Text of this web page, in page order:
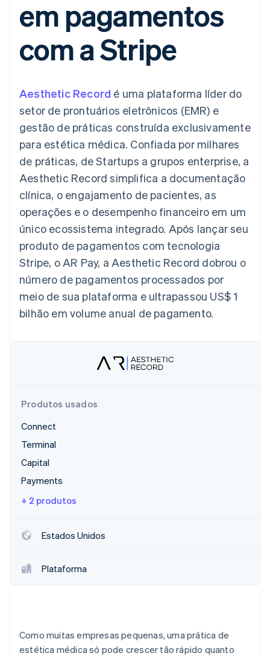
Authorization
Boost
Otimizações
de aceitação
Link
Automação
contábil
Stripe Sigma
Relatórios
personalizados
de dados
Mais
Product roadmap
Veja o que está chegando
Radar
Prevenção de fraudes
Atlas
Incorporação de startups
Climate
Remoção de carbono
Marketplaces
Gestão dos valores
Plataformas
SaaS
Por setor
Empresas de IA
Economia de criadores
Jogos
Hospitalidade, viagens
Seguros
Mídia e entretenimento
Organizações sem fins
lucrativos
Serviços profissionais
Setor público
Varejo
Ecossistema
Gerenciar assinaturas
Ofereça cobrança por
uso
Emita cartões
respaldados por
stablecoins
Recursos
Integrações de
aplicativos
Exemplos de códigos
Blog de
desenvolvedores
Status da API
Plano de ação do
produto
Conferência anual das
sessões
Carreiras
Contato
Fale com a equipe de
vendas
Seja um parceiro
em pagamentos
com a Stripe
Aesthetic Record é uma plataforma líder do
setor de prontuários eletrônicos (EMR) e
gestão de práticas construída exclusivamente
para estética médica. Confiada por milhares
de práticas, de Startups a grupos enterprise, a
Aesthetic Record simplifica a documentação
clínica, o engajamento de pacientes, as
operações e o desempenho financeiro em um
único ecossistema integrado. Após lançar seu
produto de pagamentos com tecnologia
Stripe, o AR Pay, a Aesthetic Record dobrou o
número de pagamentos processados por
meio de sua plataforma e ultrapassou US$ 1
bilhão em volume anual de pagamento.
Produtos usados
Connect
Terminal
Capital
Payments
+ 2 produtos
Estados Unidos
Plataforma
Como muitas empresas pequenas, uma prática de
estética médica só pode crescer tão rápido quanto